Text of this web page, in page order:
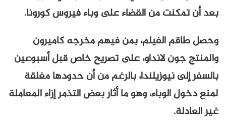
بعد أن تمكنت من القضاء على وباء فيروس كورونا.
وحصل طاقم الفيلم، بمن فيهم مخرجه كاميرون
والمنتج جون لانداو، على تصريح خاص قبل أسبوعين
بالسفر إلى نيوزيلندا، بالرغم من أن حدودها مغلقة
لمنع دخول الوباء، وهو ما أثار بعض التذمر إزاء المعاملة
غير العادلة.